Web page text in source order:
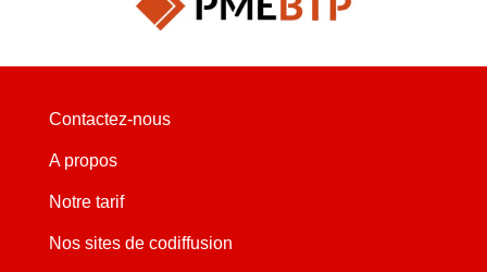
Contactez-nous
A propos
Notre tarif
Nos sites de codiffusion